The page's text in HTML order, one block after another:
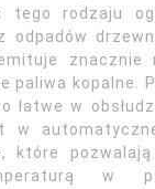
tego rodzaju
odpadów
znacznie
paliwa kopalne.
łatwe w
w
które
w